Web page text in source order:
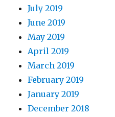
July 2019
June 2019
May 2019
April 2019
March 2019
February 2019
January 2019
December 2018